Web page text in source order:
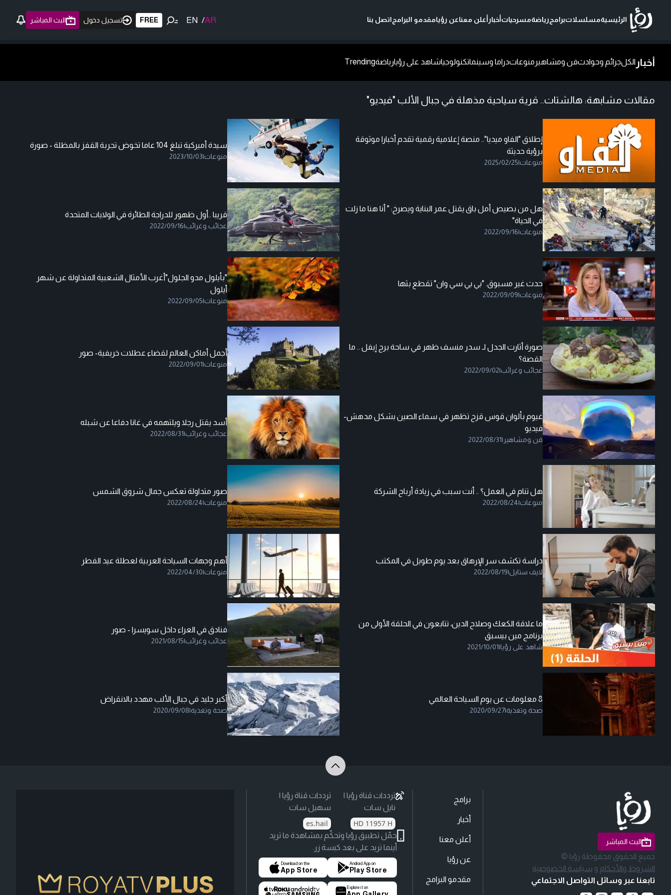
الرئيسيةمسلسلاتبرامجرياضةمسرحياتأخبارأعلن معناعن رؤيامقدمو البرامجاتصل بنا AR
/
EN
FREE تسجيل دخول البث المباشر
أخبار الكلجرائم وحوادثفن ومشاهير منوعاتدراما وسينماتكنولوجياشاهد على رؤيارياضةTrending
مقالات مشابهة: هالشتات.. قرية سياحية مذهلة في جبال الألب "فيديو"
إطلاق "الفاو ميديا".. منصة إعلامية رقمية تقدم أخبارا موثوقة
برؤية حديثة
منوعات|
2025/02/25
سيدة أميركية تبلغ 104 عاما تخوض تجربة القفز بالمظلة - صورة
منوعات|
2023/10/03
هل من بصيص أمل باق يقتل عمر البناية ويصرخ: " أنا هنا ما زلت
في الحياة"
منوعات|
2022/09/16
قريبا ..أول ظهور للدراجة الطائرة في الولايات المتحدة
عجائب وغرائب|
2022/09/16
حدث غير مسبوق. "بي بي سي وان" تقطع بثها
منوعات|
2022/09/09
"بأيلول مدو الجلول"أغرب الأمثال الشعبية المتداولة عن شهر
أيلول
منوعات|
2022/09/05
صورة أثارت الجدل لـ سدر منسف ظهر في ساحة برج إيفل .. ما
القصة؟
عجائب وغرائب|
2022/09/02
أجمل أماكن العالم لقضاء عطلات خريفية- صور
منوعات|
2022/09/01
غيوم بألوان قوس قزح تظهر في سماء الصين بشكل مدهش-
فيديو
فن ومشاهير |
2022/08/31
أسد يقتل رجلا ويلتهمه في غانا دفاعا عن شبله
عجائب وغرائب|
2022/08/31
هل تنام في العمل؟ .. أنت سبب في زيادة أرباح الشركة
منوعات|
2022/08/24
صور متداولة تعكس جمال شروق الشمس
منوعات|
2022/08/24
دراسة تكشف سر الإرهاق بعد يوم طويل في المكتب
لايف ستايل|
2022/08/19
أهم وجهات السياحة العربية لعطلة عيد الفطر
منوعات|
2022/04/30
ما علاقة الكعك وصلاح الدين، تتابعون في الحلقة الأولى من
برنامج مين بيسبق
شاهد على رؤيا|
2021/10/01
فنادق في العراء داخل سويسرا - صور
عجائب وغرائب|
2021/08/15
8 معلومات عن يوم السياحة العالمي
صحة وتغذية|
2020/09/27
أكبر جليد في جبال الألب مهدد بالانقراض
صحة وتغذية|
2020/09/08
البث المباشر
جميع الحقوق محفوظة رؤيا ©
الشروط والأحكام و سياسة الخصوصية
تابعنا عبر وسائل التواصل الاجتماعي
برامج
أخبار
أعلن معنا
عن رؤيا
مقدمو البرامج
ترددات قناة رؤيا |
نايل سات
HD 11957 H
ترددات قناة رؤيا |
سهيل سات
es.hail
حمّل تطبيق رؤيا وتحكّم بمشاهدة ما تريد
أينما تريد على بعد كبسة زر.
Android App on
Play Store
Download on the
App Store
Explore it on